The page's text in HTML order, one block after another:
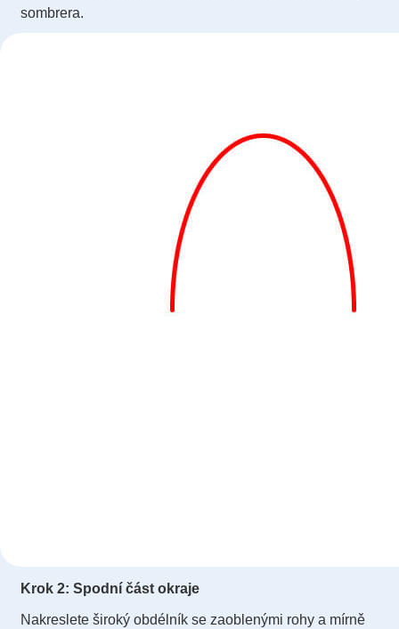
sombrera.
Krok 2: Spodní část okraje
Nakreslete široký obdélník se zaoblenými rohy a mírně